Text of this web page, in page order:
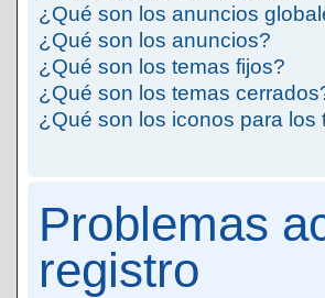
¿Qué son los anuncios
¿Qué son los anuncios?
¿Qué son los temas fijos?
¿Qué son los temas
¿Qué son los iconos para los
Problemas
registro